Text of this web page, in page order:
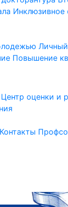
Инклюзивное
Личный
Повышение
Центр оценки и
Контакты